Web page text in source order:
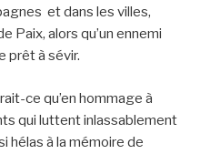
et dans les villes,
Paix, alors qu’un ennemi
prêt à sévir.
ce qu’en hommage à
qui luttent inlassablement
hélas à la mémoire de